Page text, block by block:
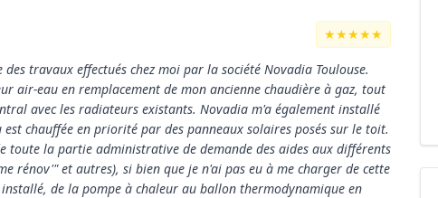
★★★★★
travaux effectués chez moi par la société Novadia Toulouse.
air-eau en remplacement de mon ancienne chaudière à gaz, tout
avec les radiateurs existants. Novadia m'a également installé
chauffée en priorité par des panneaux solaires posés sur le toit.
toute la partie administrative de demande des aides aux différents
rénov'" et autres), si bien que je n'ai pas eu à me charger de cette
de la pompe à chaleur au ballon thermodynamique en